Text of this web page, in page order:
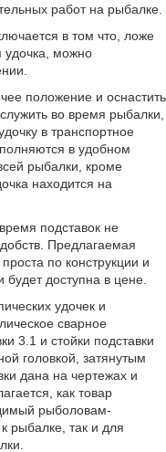
работ на рыбалке.
в том что, ложе
удочка, можно
положение и оснастить
во время рыбалки,
в транспортное
в удобном
рыбалки, кроме
находится на
подставок не
Предлагаемая
по конструкции и
будет доступна в цене.
удочек и
сварное
3.1 и стойки подставки
головкой, затянутым
дана на чертежах и
как товар
рыболовам-
рыбалке, так и для